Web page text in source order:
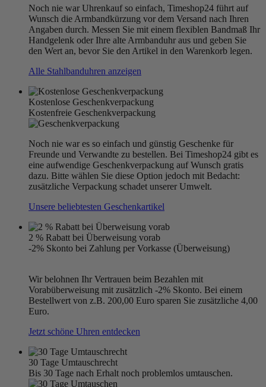
Noch nie war Uhrenkauf so einfach, Timeshop24 führt auf
Wunsch die Armbandkürzung vor dem Versand nach Ihren
Angaben durch. Messen Sie mit einem flexiblen Bandmaß Ihr
Handgelenk oder Ihre alte Armbanduhr aus und geben Sie
den Wert an, bevor Sie den Artikel in den Warenkorb legen.
Alle Stahlbanduhren anzeigen
Kostenlose Geschenkverpackung
Kostenfreie Geschenkverpackung
Noch nie war es so einfach und günstig Geschenke für
Freunde und Verwandte zu bestellen. Bei Timeshop24 gibt es
eine aufwendige Geschenkverpackung auf Wunsch gratis
dazu. Bitte wählen Sie diese Option jedoch mit Bedacht:
zusätzliche Verpackung schadet unserer Umwelt.
Unsere beliebtesten Geschenkartikel
2 % Rabatt bei Überweisung vorab
-2% Skonto bei Zahlung per Vorkasse (Überweisung)
Wir belohnen Ihr Vertrauen beim Bezahlen mit
Vorabüberweisung mit zusätzlich -2% Skonto. Bei einem
Bestellwert von z.B. 200,00 Euro sparen Sie zusätzliche 4,00
Euro.
Jetzt schöne Uhren entdecken
30 Tage Umtauschrecht
Bis 30 Tage nach Erhalt noch problemlos umtauschen.